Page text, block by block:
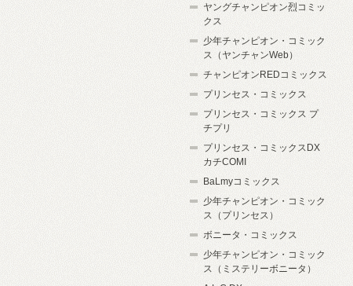
ヤングチャンピオン烈コミッ
クス
少年チャンピオン・コミック
ス（ヤンチャンWeb）
チャンピオンREDコミックス
プリンセス・コミックス
プリンセス・コミックス プ
チプリ
プリンセス・コミックスDX
カチCOMI
BaLmyコミックス
少年チャンピオン・コミック
ス（プリンセス）
ボニータ・コミックス
少年チャンピオン・コミック
ス（ミステリーボニータ）